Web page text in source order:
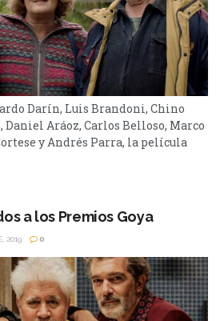
Darín, Luis Brandoni, Chino
Aráoz, Carlos Belloso, Marco
y Andrés Parra, la película
hace unos días con el
Forqué a la Mejor Película
de ser galardonada en
como la Mejor Película
de Premiación...
a los Premios Goya
2019 0